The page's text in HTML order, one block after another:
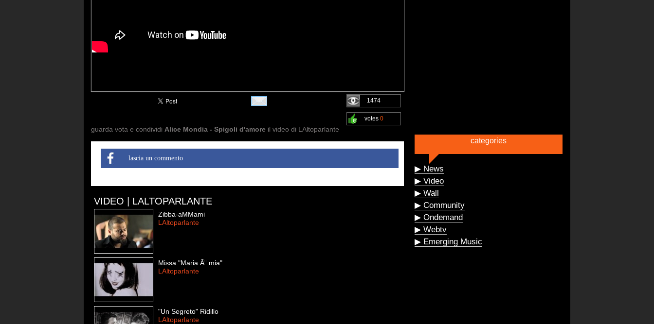
1474
votes 0
guarda vota e condividi Alice Mondia - Spigoli d'amore il video di LAltoparlante
lascia un commento
VIDEO | LALTOPARLANTE
Zibba-aMMami
LAltoparlante
Missa "Maria Ã¨ mia"
LAltoparlante
"Un Segreto" Ridillo
LAltoparlante
categories
▶ News
▶ Video
▶ Wall
▶ Community
▶ Ondemand
▶ Webtv
▶ Emerging Music